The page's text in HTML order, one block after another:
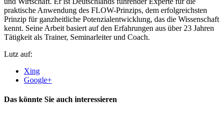
praktische Anwendung des FLOW-Prinzips, dem erfolgreichsten
Prinzip für ganzheitliche Potenzialentwicklung, das die Wissenschaft
kennt. Seine Arbeit basiert auf den Erfahrungen aus über 23 Jahren
Tätigkeit als Trainer, Seminarleiter und Coach.
Lutz auf:
Xing
Google+
Das könnte Sie auch interessieren